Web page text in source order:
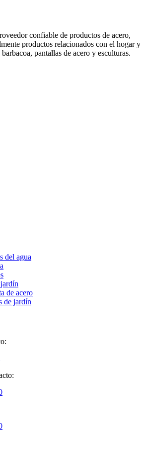
confiable de productos de acero,
productos relacionados con el hogar y
pantallas de acero y esculturas.
del agua
de acero
de jardín